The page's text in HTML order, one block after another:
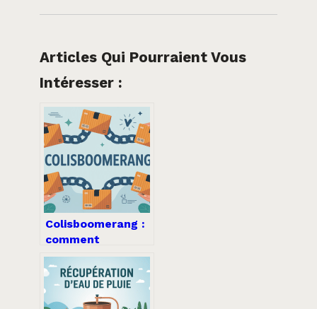
Articles Qui Pourraient Vous
Intéresser :
Colisboomerang :
comment
fonctionne ce
service et
comment bien
l’utiliser